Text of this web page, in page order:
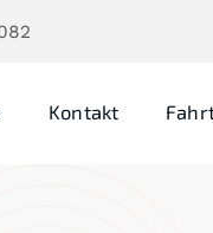
Kontakt